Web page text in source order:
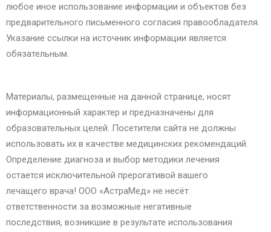
любое иное использование информации и объектов без
предварительного письменного согласия правообладателя.
Указание ссылки на источник информации является
обязательным.
Материалы, размещенные на данной странице, носят
информационный характер и предназначены для
образовательных целей. Посетители сайта не должны
использовать их в качестве медицинских рекомендаций.
Определение диагноза и выбор методики лечения
остается исключительной прерогативой вашего
лечащего врача! ООО «АстраМед» не несёт
ответственности за возможные негативные
последствия, возникшие в результате использования